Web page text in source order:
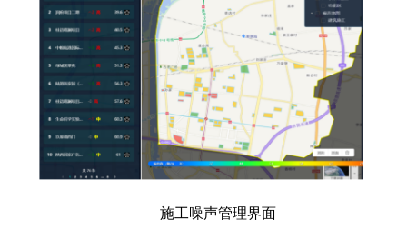
施工噪声管理界面